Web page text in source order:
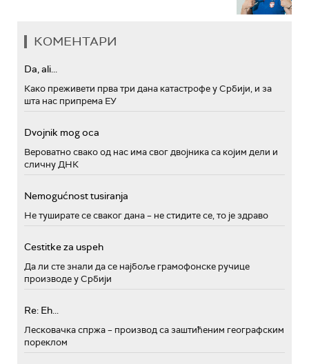
КОМЕНТАРИ
Da, ali...
Како преживети прва три дана катастрофе у Србији, и за
шта нас припрема ЕУ
Dvojnik mog oca
Вероватно свако од нас има свог двојника са којим дели и
сличну ДНК
Nemogućnost tusiranja
Не туширате се сваког дана – не стидите се, то је здраво
Cestitke za uspeh
Да ли сте знали да се најбоље грамофонске ручице
производе у Србији
Re: Eh...
Лесковачка спржа – производ са заштићеним географским
пореклом